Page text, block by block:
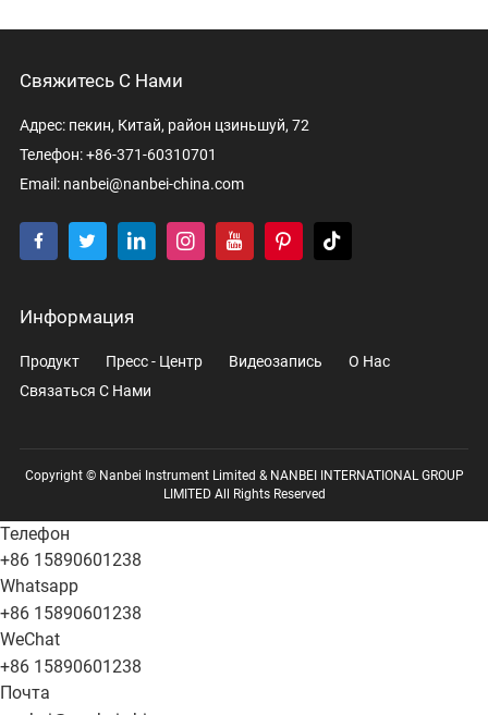
Свяжитесь С Нами
Адрес: пекин, Китай, район цзиньшуй, 72
Телефон: +86-371-60310701
Email: nanbei@nanbei-china.com
Информация
Продукт Пресс - Центр Видеозапись
О Нас
Связаться С Нами
Copyright © Nanbei Instrument Limited & NANBEI INTERNATIONAL GROUP
LIMITED All Rights Reserved
Телефон
+86 15890601238
Whatsapp
+86 15890601238
WeChat
+86 15890601238
Почта